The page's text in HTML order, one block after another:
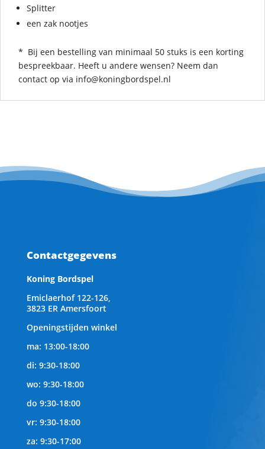
Splitter
een zak nootjes
* Bij een bestelling van minimaal 50 stuks is een korting
bespreekbaar. Heeft u andere wensen? Neem dan
contact op via info@koningbordspel.nl
Contactgegevens
Koning Bordspel
Emiclaerhof 122-126,
3823 ER Amersfoort
Openingstijden winkel
ma: 13:00-18:00
di: 9:30-18:00
wo: 9:30-18:00
do 9:30-18:00
vr: 9:30-18:00
za: 9:30-17:00